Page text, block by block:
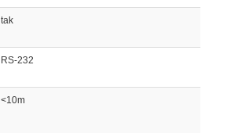
tak
RS-232
<10m